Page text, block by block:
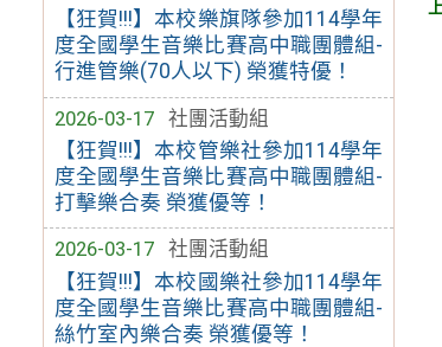
【狂賀!!!】本校樂旗隊參加114學年
度全國學生音樂比賽高中職團體組-
行進管樂(70人以下) 榮獲特優！
2026-03-17
社團活動組
【狂賀!!!】本校管樂社參加114學年
度全國學生音樂比賽高中職團體組-
打擊樂合奏 榮獲優等！
2026-03-17
社團活動組
【狂賀!!!】本校國樂社參加114學年
度全國學生音樂比賽高中職團體組-
絲竹室內樂合奏 榮獲優等！